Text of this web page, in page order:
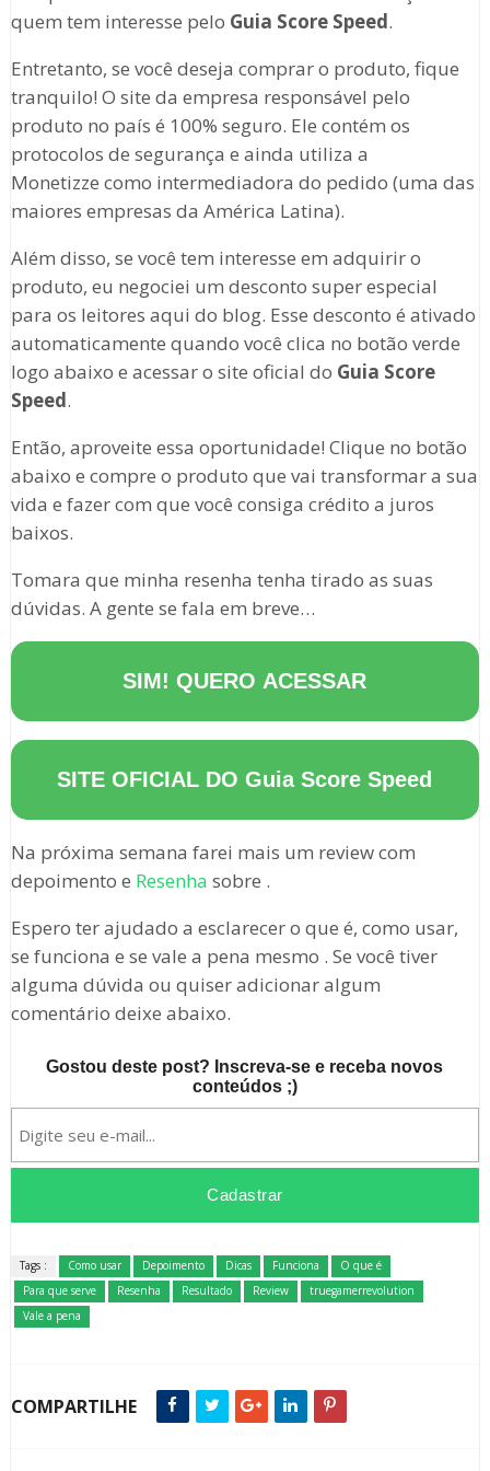
quem tem interesse pelo Guia Score Speed.
Entretanto, se você deseja comprar o produto, fique
tranquilo! O site da empresa responsável pelo
produto no país é 100% seguro. Ele contém os
protocolos de segurança e ainda utiliza a
Monetizze como intermediadora do pedido (uma das
maiores empresas da América Latina).
Além disso, se você tem interesse em adquirir o
produto, eu negociei um desconto super especial
para os leitores aqui do blog. Esse desconto é ativado
automaticamente quando você clica no botão verde
logo abaixo e acessar o site oficial do Guia Score
Speed.
Então, aproveite essa oportunidade! Clique no botão
abaixo e compre o produto que vai transformar a sua
vida e fazer com que você consiga crédito a juros
baixos.
Tomara que minha resenha tenha tirado as suas
dúvidas. A gente se fala em breve…
SIM! QUERO ACESSAR
SITE OFICIAL DOGuia Score Speed
Na próxima semana farei mais um review com
depoimento e Resenha sobre .
Espero ter ajudado a esclarecer o que é, como usar,
se funciona e se vale a pena mesmo . Se você tiver
alguma dúvida ou quiser adicionar algum
comentário deixe abaixo.
Gostou deste post? Inscreva-se e receba novos
conteúdos ;)
Tags : Como usar Depoimento Dicas Funciona
O que é
Para que serve
Resenha Resultado Review
truegamerrevolution
Vale a pena
COMPARTILHE